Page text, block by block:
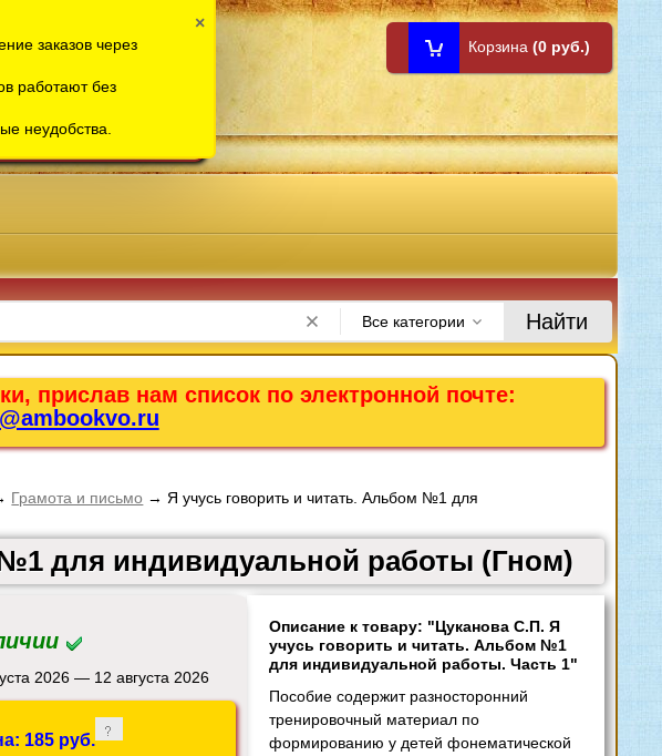
магазина:
магазина:
ежедневно с 10:00 до 21:00
Корзина (0 руб.)
Все категории Найти
прислав нам список по электронной почте:
Грамота и письмо → Я учусь говорить и читать. Альбом №1 для
для индивидуальной работы (Гном)
2026 — 12 августа 2026
185 руб.
Описание к товару: "Цуканова С.П. Я
учусь говорить и читать. Альбом №1
для индивидуальной работы. Часть 1"
Пособие содержит разносторонний
тренировочный материал по
формированию у детей фонематической
заказов через
работают без
неудобства.
×